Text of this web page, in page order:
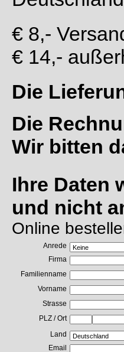
€ 8,-
€ 14,-
Die
Die
Wir bitten
Ihre Daten
und nicht
Online
Anrede
Firma
Familienname
Vorname
Strasse
PLZ / Ort
Land
Email